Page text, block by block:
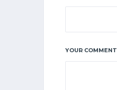
YOUR COMMENT